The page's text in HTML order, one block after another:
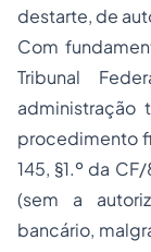
destarte, de
Com
Tribunal
administração
procedimento
145, §1.º da
(sem a
bancário,